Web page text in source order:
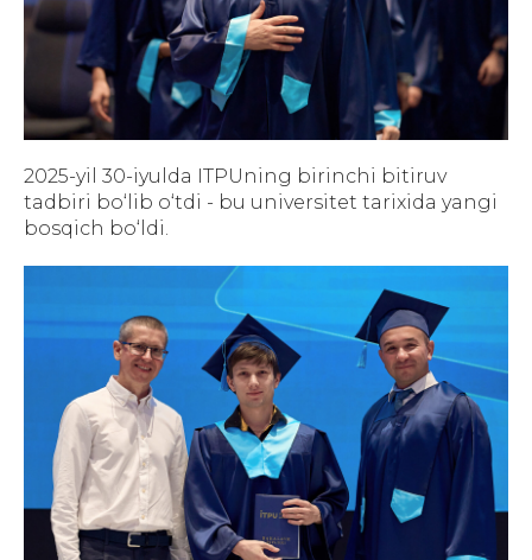
2025-yil 30-iyulda ITPUning birinchi bitiruv
tadbiri bo‘lib o‘tdi - bu universitet tarixida yangi
bosqich bo‘ldi.